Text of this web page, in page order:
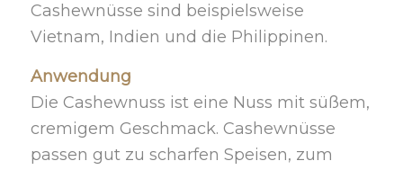
Cashewnüsse sind beispielsweise
Vietnam, Indien und die Philippinen.
Anwendung
Die Cashewnuss ist eine Nuss mit süßem,
cremigem Geschmack. Cashewnüsse
passen gut zu scharfen Speisen, zum